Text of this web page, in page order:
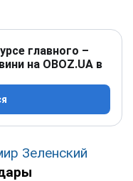
главного –
на OBOZ.UA в
Зеленский